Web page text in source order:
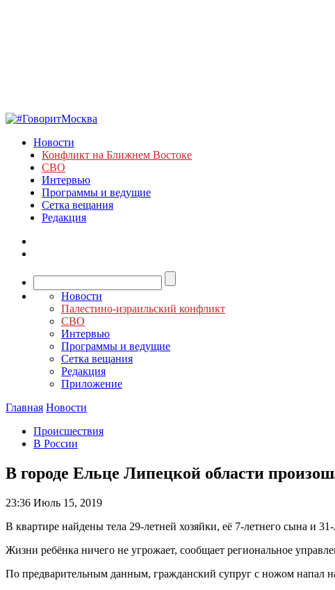
Новости
Конфликт на Ближнем Востоке
СВО
Интервью
Программы и ведущие
Сетка вещания
Редакция
Новости
Палестино-израильский конфликт
СВО
Интервью
Программы и ведущие
Сетка вещания
Редакция
Приложение
Главная Новости
Происшествия
В России
В городе Ельце Липецкой области
23:36 Июль 15, 2019
В квартире найдены тела 29-летней хозяйки, её 7-летнего сына и
Жизни ребёнка ничего не угрожает, сообщает региональное
По предварительным данным, гражданский супруг с ножом напал